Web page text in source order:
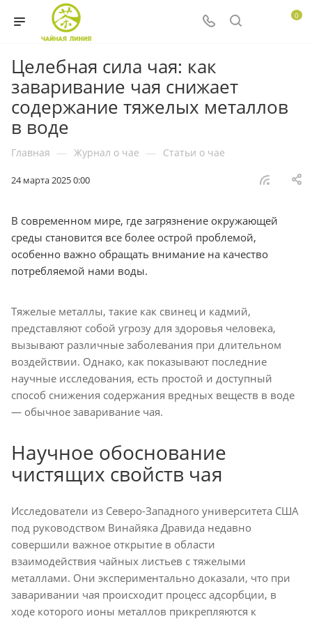
0
Целебная сила чая: как
заваривание чая снижает
содержание тяжелых металлов
в воде
Главная — Журнал о чае — Статьи о чае
24 марта 2025 0:00
В современном мире, где загрязнение окружающей
среды становится все более острой проблемой,
особенно важно обращать внимание на качество
потребляемой нами воды.
Тяжелые металлы, такие как свинец и кадмий,
представляют собой угрозу для здоровья человека,
вызывают различные заболевания при длительном
воздействии. Однако, как показывают последние
научные исследования, есть простой и доступный
способ снижения содержания вредных веществ в воде
— обычное заваривание чая.
Научное обоснование
чистящих свойств чая
Исследователи из Северо-Западного университета США
под руководством Винайяка Дравида недавно
совершили важное открытие в области
взаимодействия чайных листьев с тяжелыми
металлами. Они экспериментально доказали, что при
заваривании чая происходит процесс адсорбции, в
ходе которого ионы металлов прикрепляются к